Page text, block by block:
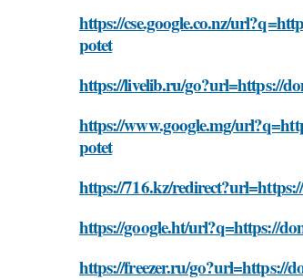
https://cse.google.co.nz/
potet
https://livelib.ru/go?url=https://
https://www.google.mg/
potet
https://716.kz/
https://google.ht/url?q=https://
https://freezer.ru/go?url=https://